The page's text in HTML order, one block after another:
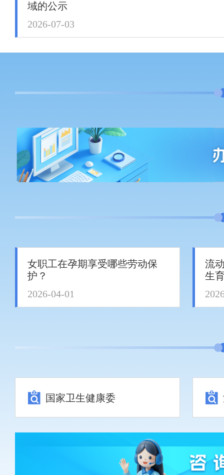
域的公示
2026-07-03
女职工在孕期享受哪些劳动保
护？
2026-04-01
流
生
国家卫生健康委